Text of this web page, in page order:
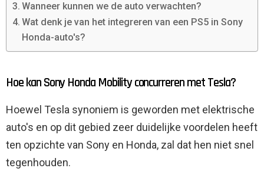
Wanneer kunnen we de auto verwachten?
Wat denk je van het integreren van een PS5 in Sony
Honda-auto's?
Hoe kan Sony Honda Mobility concurreren met Tesla?
Hoewel Tesla synoniem is geworden met elektrische
auto's en op dit gebied zeer duidelijke voordelen heeft
ten opzichte van Sony en Honda, zal dat hen niet snel
tegenhouden.